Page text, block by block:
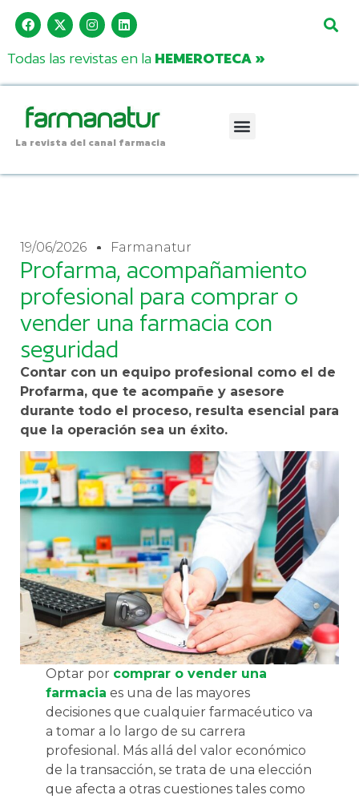
Todas las revistas en la HEMEROTECA »
La revista del canal farmacia
19/06/2026 Farmanatur
Profarma, acompañamiento
profesional para comprar o
vender una farmacia con
seguridad
Contar con un equipo profesional como el de
Profarma, que te acompañe y asesore
durante todo el proceso, resulta esencial para
que la operación sea un éxito.
Optar por comprar o vender una
farmacia es una de las mayores
decisiones que cualquier farmacéutico va
a tomar a lo largo de su carrera
profesional. Más allá del valor económico
de la transacción, se trata de una elección
que afecta a otras cuestiones tales como